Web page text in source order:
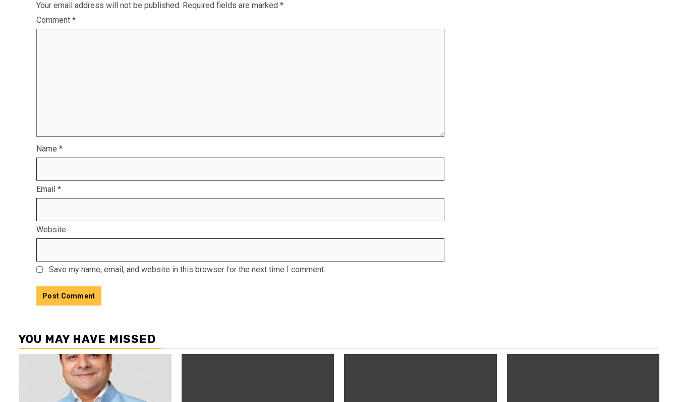
Your email address will not be published. Required fields are marked *
Comment *
Name *
Email *
Website
Save my name, email, and website in this browser for the next time I comment.
YOU MAY HAVE MISSED